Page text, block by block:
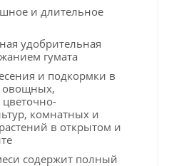
и длительное
удобрительная
гумата
и подкормки в
овощных,
цветочно-
комнатных и
в открытом и
содержит полный